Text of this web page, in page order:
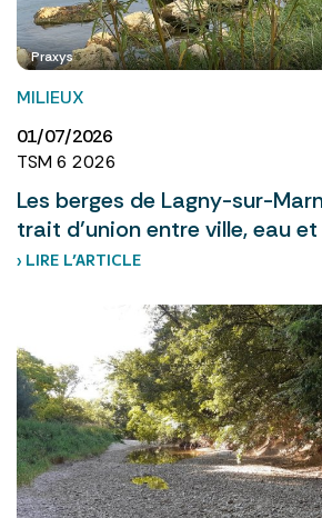
Praxys
MILIEUX
01/07/2026
TSM 6 2026
Les berges de Lagny-sur-
trait d’union entre ville, eau
› LIRE L’ARTICLE